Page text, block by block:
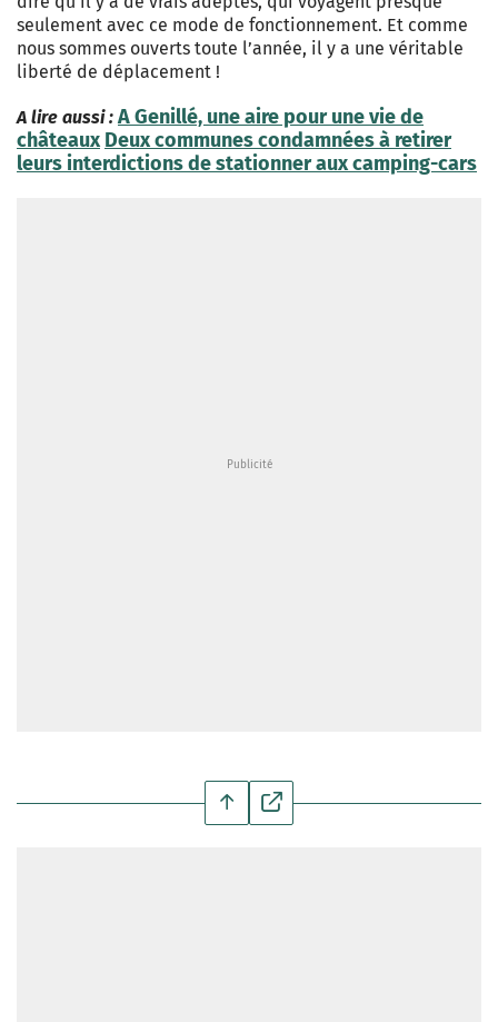
seulement avec ce mode de fonctionnement. Et comme
nous sommes ouverts toute l’année, il y a une véritable
liberté de déplacement !
A lire aussi : A Genillé, une aire pour une vie de
châteaux Deux communes condamnées à retirer
leurs interdictions de stationner aux camping-cars